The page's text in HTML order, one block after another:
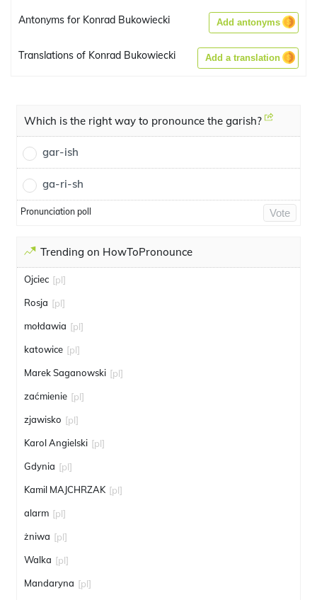
Antonyms for Konrad Bukowiecki Add antonyms
Translations of Konrad Bukowiecki Add a translation
Which is the right way to pronounce the garish?
gar-ish
ga-ri-sh
Pronunciation poll Vote
Trending on HowToPronounce
Ojciec [pl]
Rosja [pl]
mołdawia [pl]
katowice [pl]
Marek Saganowski [pl]
zaćmienie [pl]
zjawisko [pl]
Karol Angielski [pl]
Gdynia [pl]
Kamil MAJCHRZAK [pl]
alarm [pl]
żniwa [pl]
Walka [pl]
Mandaryna [pl]